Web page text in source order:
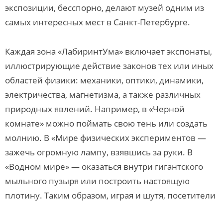
экспозиции, бесспорно, делают музей одним из
самых интересных мест в Санкт-Петербурге.
Каждая зона «ЛабиринтУма» включает экспонаты,
иллюстрирующие действие законов тех или иных
областей физики: механики, оптики, динамики,
электричества, магнетизма, а также различных
природных явлений. Например, в «Черной
комнате» можно поймать свою тень или создать
молнию. В «Мире физических экспериментов —
зажечь огромную лампу, взявшись за руки. В
«Водном мире» — оказаться внутри гигантского
мыльного пузыря или построить настоящую
плотину. Таким образом, играя и шутя, посетители